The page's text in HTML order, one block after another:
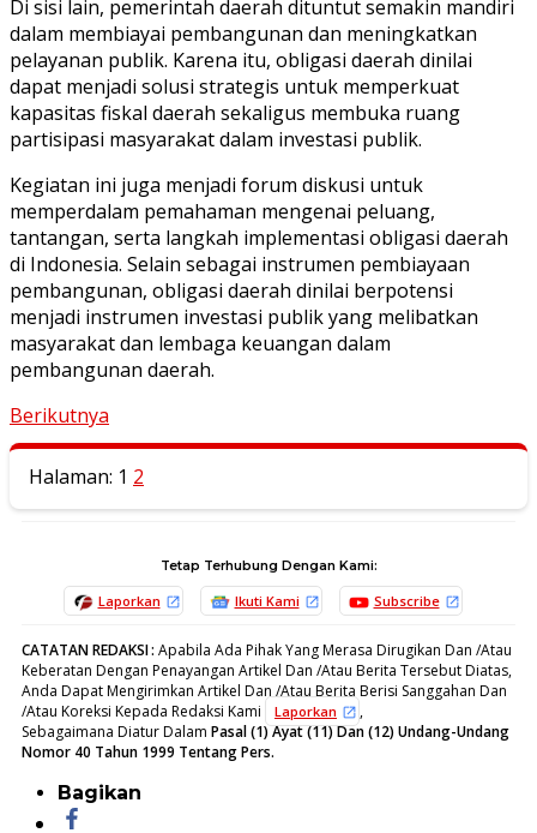
Di sisi lain, pemerintah daerah dituntut semakin mandiri
dalam membiayai pembangunan dan meningkatkan
pelayanan publik. Karena itu, obligasi daerah dinilai
dapat menjadi solusi strategis untuk memperkuat
kapasitas fiskal daerah sekaligus membuka ruang
partisipasi masyarakat dalam investasi publik.
Kegiatan ini juga menjadi forum diskusi untuk
memperdalam pemahaman mengenai peluang,
tantangan, serta langkah implementasi obligasi daerah
di Indonesia. Selain sebagai instrumen pembiayaan
pembangunan, obligasi daerah dinilai berpotensi
menjadi instrumen investasi publik yang melibatkan
masyarakat dan lembaga keuangan dalam
pembangunan daerah.
Berikutnya
Halaman: 1 2
Tetap Terhubung Dengan Kami:
Laporkan Ikuti Kami Subscribe
CATATAN REDAKSI: Apabila Ada Pihak Yang Merasa Dirugikan Dan /Atau
Keberatan Dengan Penayangan Artikel Dan /Atau Berita Tersebut Diatas,
Anda Dapat Mengirimkan Artikel Dan /Atau Berita Berisi Sanggahan Dan
/Atau Koreksi Kepada Redaksi Kami
Laporkan
,
Sebagaimana Diatur Dalam Pasal (1) Ayat (11) Dan (12) Undang-Undang
Nomor 40 Tahun 1999 Tentang Pers.
Bagikan